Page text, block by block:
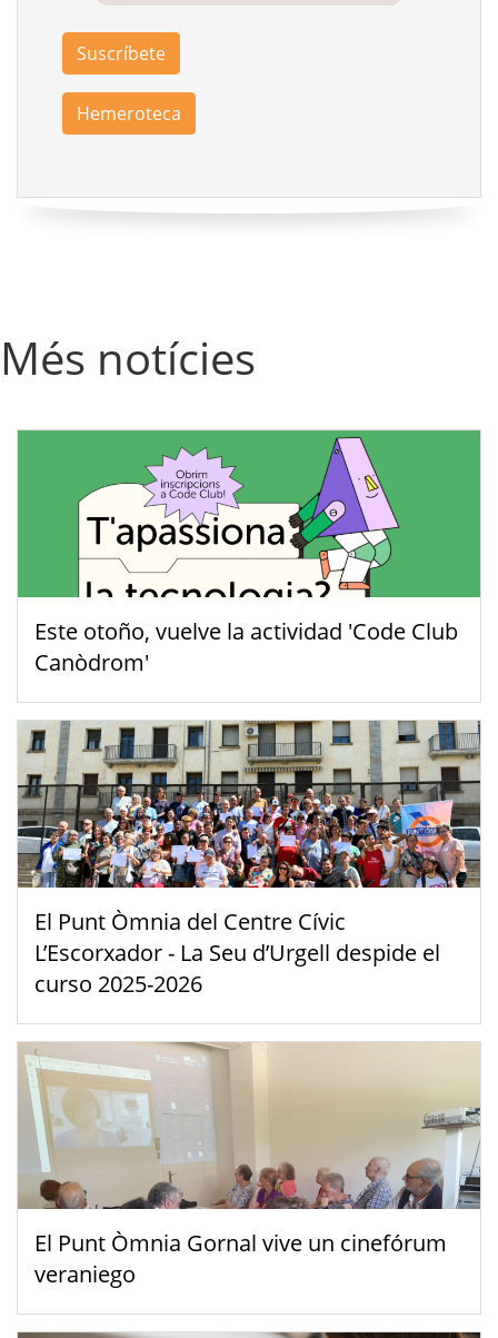
Suscríbete
Hemeroteca
Més notícies
Este otoño, vuelve la actividad 'Code Club
Canòdrom'
El Punt Òmnia del Centre Cívic
L’Escorxador - La Seu d’Urgell despide el
curso 2025-2026
El Punt Òmnia Gornal vive un cinefórum
veraniego